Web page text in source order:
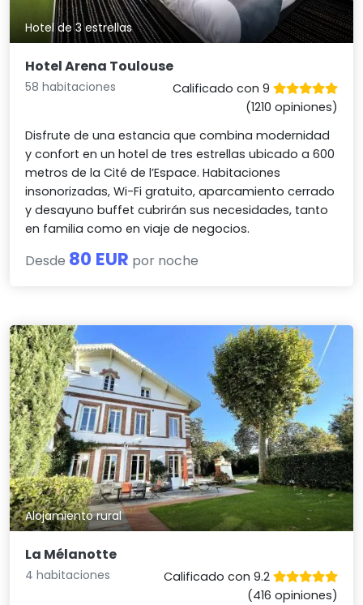
Hotel de 3 estrellas
Hotel Arena Toulouse
58 habitaciones
Calificado con 9
(1210 opiniones)
Disfrute de una estancia que combina modernidad
y confort en un hotel de tres estrellas ubicado a 600
metros de la Cité de l’Espace. Habitaciones
insonorizadas, Wi-Fi gratuito, aparcamiento cerrado
y desayuno buffet cubrirán sus necesidades, tanto
en familia como en viaje de negocios.
Desde 80 EUR por noche
Alojamiento rural
La Mélanotte
4 habitaciones
Calificado con 9.2
(416 opiniones)